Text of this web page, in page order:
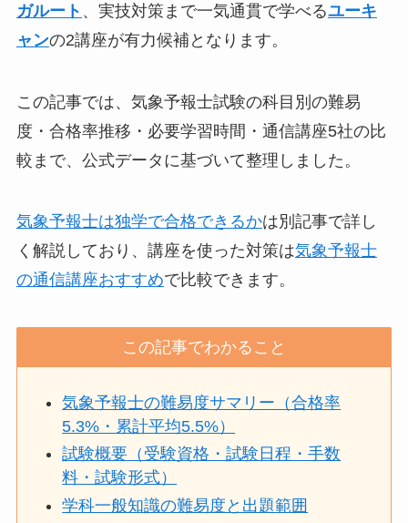
ガルート 、実技対策まで一気通貫で学べるユーキ
ャンの2講座が有力候補となります。
この記事では、気象予報士試験の科目別の難易
度・合格率推移・必要学習時間・通信講座5社の比
較まで、公式データに基づいて整理しました。
気象予報士は独学で合格できるかは別記事で詳し
く解説しており、講座を使った対策は気象予報士
の通信講座おすすめで比較できます。
この記事でわかること
気象予報士の難易度サマリー（合格率
5.3%・累計平均5.5%）
試験概要（受験資格・試験日程・手数
料・試験形式）
学科一般知識の難易度と出題範囲